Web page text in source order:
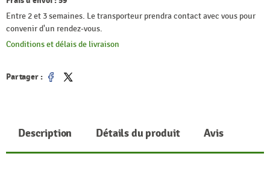
Entre 2 et 3 semaines. Le transporteur prendra contact avec vous pour
convenir d'un rendez-vous.
Conditions et délais de livraison
Partager :
Partager
Tweet
Description Détails du produit Avis